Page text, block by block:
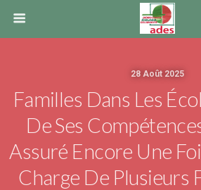
28 Août 2025
Familles Dans Les
De Ses
Assuré Encore Une
Charge De Plusieurs